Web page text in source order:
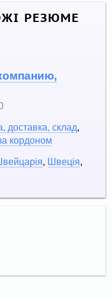
РЕЗЮМЕ
доставка, склад
кордоном
Швеція